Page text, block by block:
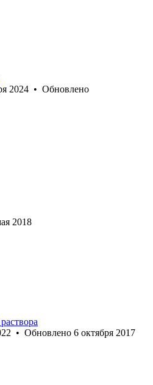
2024 • Обновлено
2018
• Обновлено 6 октября 2017